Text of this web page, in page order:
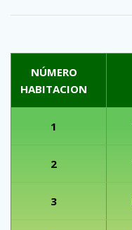
NÚMERO
HABITACION
1
2
3